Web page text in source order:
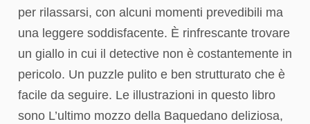
per rilassarsi, con alcuni momenti prevedibili ma
una leggere soddisfacente. È rinfrescante trovare
un giallo in cui il detective non è costantemente in
pericolo. Un puzzle pulito e ben strutturato che è
facile da seguire. Le illustrazioni in questo libro
sono L’ultimo mozzo della Baquedano deliziosa,